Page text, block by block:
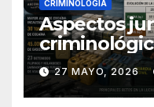
CRIMINOLOGÍA
Aspectos
lucha
en el sur de
27 MAYO, 2026